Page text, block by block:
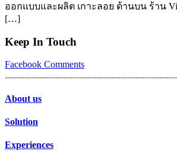
ออกแบบและผลิต เกาะลอย ด้านบน ร้าน
[…]
Keep In Touch
Facebook Comments
About us
Solution
Experiences